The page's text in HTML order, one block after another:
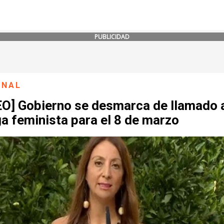
PUBLICIDAD
Gobierno se desmarca de llamado
feminista para el 8 de marzo